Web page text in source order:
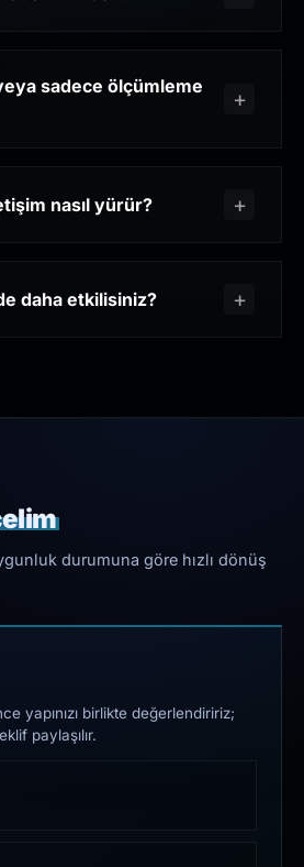
sadece ölçümleme
nasıl yürür?
daha etkilisiniz?
durumuna göre hızlı dönüş
yapınızı birlikte değerlendiririz;
paylaşılır.